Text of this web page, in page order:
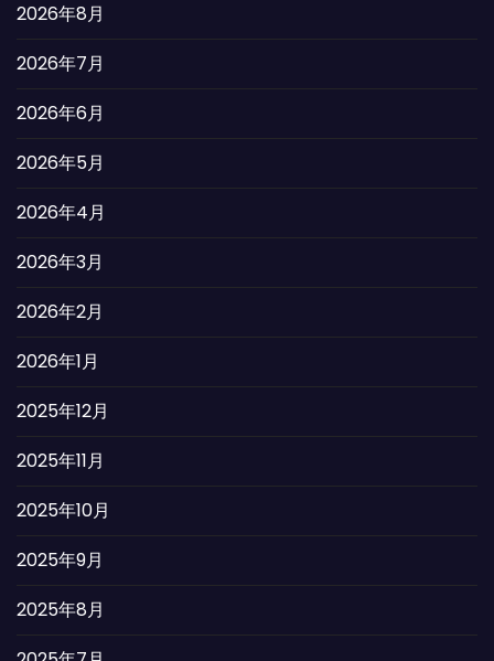
2026年8月
2026年7月
2026年6月
2026年5月
2026年4月
2026年3月
2026年2月
2026年1月
2025年12月
2025年11月
2025年10月
2025年9月
2025年8月